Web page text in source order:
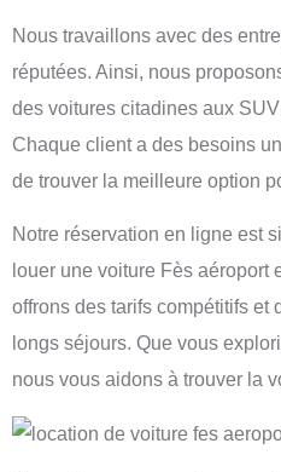
Nous travaillons avec des
réputées. Ainsi, nous
des voitures citadines aux
Chaque client a des besoins
de trouver la meilleure option
Notre réservation en ligne est
louer une voiture Fès aéroport
offrons des tarifs compétitifs et
longs séjours. Que vous
nous vous aidons à trouver la